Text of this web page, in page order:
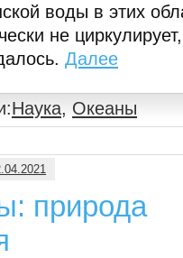
воды в этих
не
Далее
Наука, Океаны
природа